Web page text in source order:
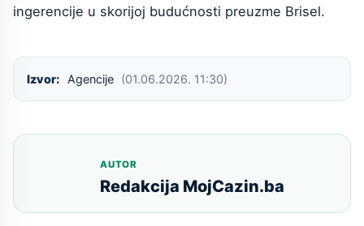
ingerencije u skorijoj budućnosti preuzme Brisel.
Izvor: Agencije (01.06.2026. 11:30)
AUTOR
Redakcija MojCazin.ba